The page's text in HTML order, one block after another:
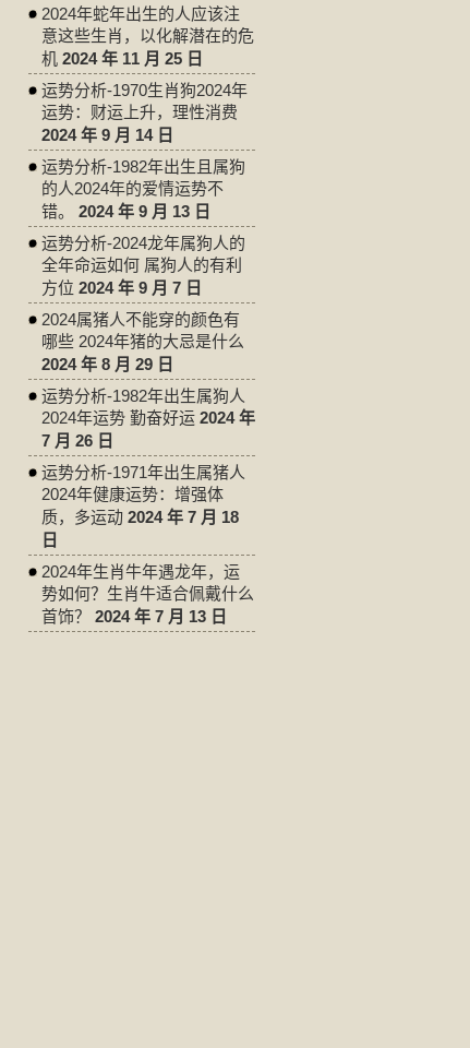
2024年蛇年出生的人应该注
意这些生肖，以化解潜在的危
机 2024 年 11 月 25 日
运势分析-1970生肖狗2024年
运势：财运上升，理性消费
2024 年 9 月 14 日
运势分析-1982年出生且属狗
的人2024年的爱情运势不
错。
2024 年 9 月 13 日
运势分析-2024龙年属狗人的
全年命运如何 属狗人的有利
方位 2024 年 9 月 7 日
2024属猪人不能穿的颜色有
哪些 2024年猪的大忌是什么
2024 年 8 月 29 日
运势分析-1982年出生属狗人
2024年运势 勤奋好运 2024 年
7 月 26 日
运势分析-1971年出生属猪人
2024年健康运势：增强体
质，多运动 2024 年 7 月 18
日
2024年生肖牛年遇龙年，运
势如何？生肖牛适合佩戴什么
首饰？
2024 年 7 月 13 日